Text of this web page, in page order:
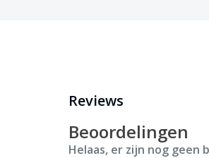
Bij ons heb je keuze uit alle
Reviews
Beoordelingen
Helaas, er zijn nog